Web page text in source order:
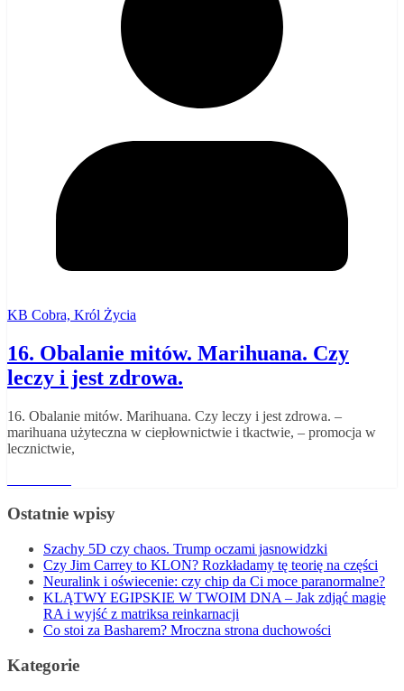
KB Cobra, Król Życia
16. Obalanie mitów. Marihuana. Czy
leczy i jest zdrowa.
16. Obalanie mitów. Marihuana. Czy leczy i jest zdrowa. –
marihuana użyteczna w ciepłownictwie i tkactwie, – promocja w
lecznictwie,
Ostatnie wpisy
Szachy 5D czy chaos. Trump oczami jasnowidzki
Czy Jim Carrey to KLON? Rozkładamy tę teorię na części
Neuralink i oświecenie: czy chip da Ci moce paranormalne?
KLĄTWY EGIPSKIE W TWOIM DNA – Jak zdjąć magię
RA i wyjść z matriksa reinkarnacji
Co stoi za Basharem? Mroczna strona duchowości
Kategorie